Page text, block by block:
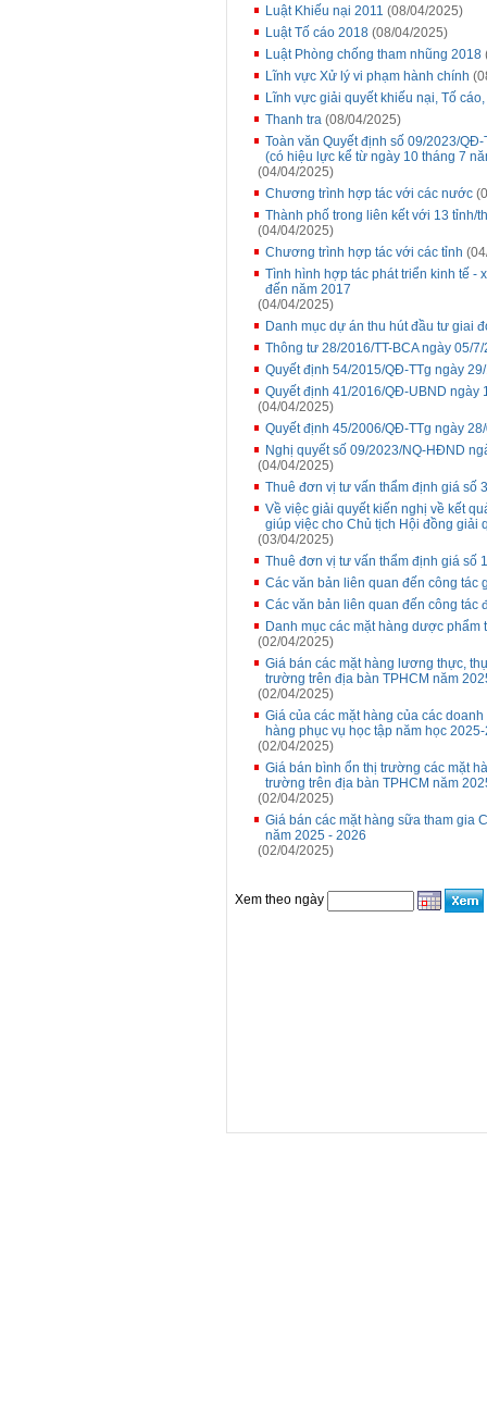
Luật Khiếu nại 2011 (08/04/2025)
Luật Tố cáo 2018 (08/04/2025)
Luật Phòng chống tham nhũng 2018
Lĩnh vực Xử lý vi phạm hành chính
Lĩnh vực giải quyết khiếu nại, Tố
Thanh tra (08/04/2025)
Toàn văn Quyết định số 09/2023/
(có hiệu lực kể từ ngày 10 tháng 7
(04/04/2025)
Chương trình hợp tác với các nước
Thành phố trong liên kết với 13 tỉnh/
(04/04/2025)
Chương trình hợp tác với các tỉnh
Tình hình hợp tác phát triển kinh tế -
đến năm 2017
(04/04/2025)
Danh mục dự án thu hút đầu tư giai
Thông tư 28/2016/TT-BCA ngày 05/
Quyết định 54/2015/QĐ-TTg ngày
Quyết định 41/2016/QĐ-UBND ngày
(04/04/2025)
Quyết định 45/2006/QĐ-TTg ngày
Nghị quyết số 09/2023/NQ-HĐND
(04/04/2025)
Thuê đơn vị tư vấn thẩm định giá số
Về việc giải quyết kiến nghị về kết
giúp việc cho Chủ tịch Hội đồng giải
(03/04/2025)
Thuê đơn vị tư vấn thẩm định giá số
Các văn bản liên quan đến công tác
Các văn bản liên quan đến công tác
Danh mục các mặt hàng dược
(02/04/2025)
Giá bán các mặt hàng lương thực,
trường trên địa bàn TPHCM năm
(02/04/2025)
Giá của các mặt hàng của các
hàng phục vụ học tập năm học
(02/04/2025)
Giá bán bình ổn thị trường các mặt
trường trên địa bàn TPHCM năm
(02/04/2025)
Giá bán các mặt hàng sữa tham gia
năm 2025 - 2026
(02/04/2025)
Xem theo ngày